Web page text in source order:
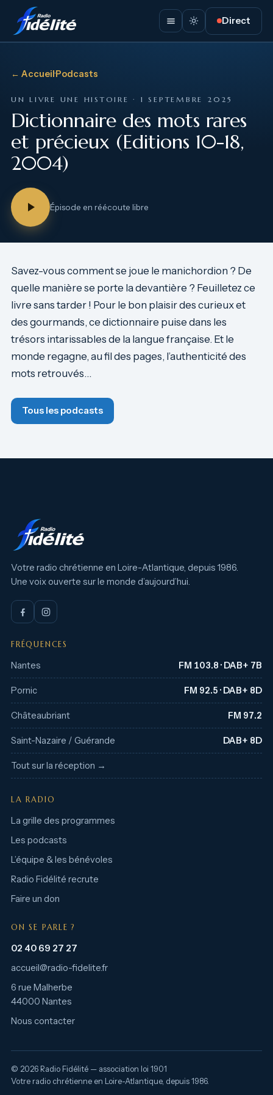
Direct
← Accueil·Podcasts
UN LIVRE UNE HISTOIRE · 1 SEPTEMBRE 2025
Dictionnaire des mots rares
et précieux (Editions 10-18,
2004)
Épisode en réécoute libre
Savez-vous comment se joue le manichordion ? De
quelle manière se porte la devantière ? Feuilletez ce
livre sans tarder ! Pour le bon plaisir des curieux et
des gourmands, ce dictionnaire puise dans les
trésors intarissables de la langue française. Et le
monde regagne, au fil des pages, l’authenticité des
mots retrouvés…
Tous les podcasts
Votre radio chrétienne en Loire-Atlantique, depuis 1986.
Une voix ouverte sur le monde d’aujourd’hui.
FRÉQUENCES
Nantes FM 103.8 · DAB+ 7B
Pornic FM 92.5 · DAB+ 8D
Châteaubriant FM 97.2
Saint-Nazaire / Guérande DAB+ 8D
Tout sur la réception →
LA RADIO
La grille des programmes
Les podcasts
L’équipe & les bénévoles
Radio Fidélité recrute
Faire un don
ON SE PARLE ?
02 40 69 27 27
accueil@radio-fidelite.fr
6 rue Malherbe
44000 Nantes
Nous contacter
© 2026 Radio Fidélité — association loi 1901
Votre radio chrétienne en Loire-Atlantique, depuis 1986.